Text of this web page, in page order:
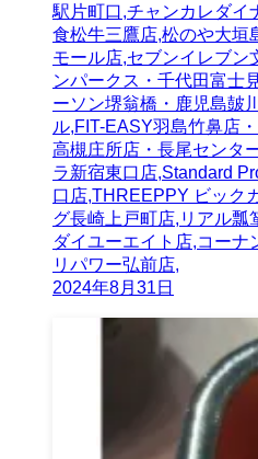
駅片町口,チャンカレダイ
食松牛三鷹店,松のや大垣
モール店,セブンイレブン
ンパークス・千代田富士
ーソン堺翁橋・鹿児島皷
ル,FIT-EASY羽島竹鼻店
高槻庄所店・長尾センタ
ラ新宿東口店,Standard
口店,THREEPPY ビック
グ長崎上戸町店,リアル瓢
ダイユーエイト店,コーナ
リパワー弘前店,
2024年8月31日